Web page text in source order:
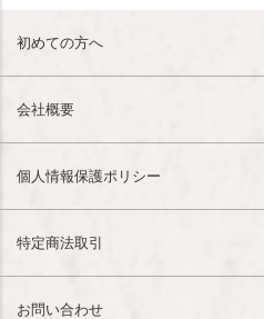
初めての方へ
会社概要
個人情報保護ポリシー
特定商法取引
お問い合わせ